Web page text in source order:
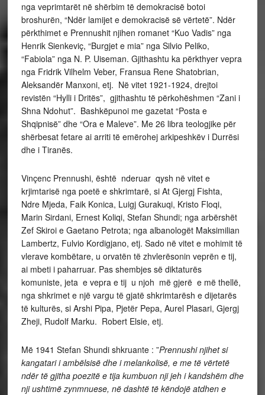
nga veprimtarët në shërbim të demokracisë botoi
broshurën, “Ndër lamijet e demokracisë së vërtetë”. Ndër
përkthimet e Prennushit njihen romanet “Kuo Vadis” nga
Henrik Sienkeviç, “Burgjet e mia” nga Silvio Peliko,
“Fabiola” nga N. P. Uiseman. Gjithashtu ka përkthyer vepra
nga Fridrik Vilhelm Veber, Fransua Rene Shatobrian,
Aleksandër Manxoni, etj. Në vitet 1921-1924, drejtoi
revistën “Hylli i Dritës”, gjithashtu të përkohëshmen “Zani i
Shna Ndohut”. Bashkëpunoi me gazetat “Posta e
Shqipnisë” dhe “Ora e Maleve”. Me 26 libra teologjike për
shërbesat fetare ai arriti të emërohej arkipeshkëv i Durrësi
dhe i Tiranës.
Vinçenc Prennushi, është nderuar qysh në vitet e
krjimtarisë nga poetë e shkrimtarë, si At Gjergj Fishta,
Ndre Mjeda, Faik Konica, Luigj Gurakuqi, Kristo Floqi,
Marin Sirdani, Ernest Koliqi, Stefan Shundi; nga arbërshët
Zef Skiroi e Gaetano Petrota; nga albanologët Maksimilian
Lambertz, Fulvio Kordigjano, etj. Sado në vitet e mohimit të
vlerave kombëtare, u orvatën të zhvlerësonin veprën e tij,
ai mbeti i paharruar. Pas shembjes së diktaturës
komuniste, jeta e vepra e tij u njoh më gjerë e më thellë,
nga shkrimet e një vargu të gjatë shkrimtarësh e dijetarës
të kulturës, si Arshi Pipa, Pjetër Pepa, Aurel Plasari, Gjergj
Zheji, Rudolf Marku. Robert Elsie, etj.
Më 1941 Stefan Shundi shkruante : ”Prennushi njihet si
kangatari i ambëlsisë dhe i melankolisë, e me të vërtetë
ndër të gjitha poezitë e tija kumbuon nji jeh i kandshëm dhe
nji ushtimë zynmnuese, në dashtë të këndojë atdhen e